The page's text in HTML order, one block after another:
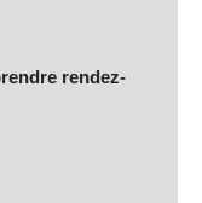
rendez-